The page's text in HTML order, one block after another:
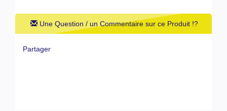
Une Question / un Commentaire sur ce Produit !?
Partager